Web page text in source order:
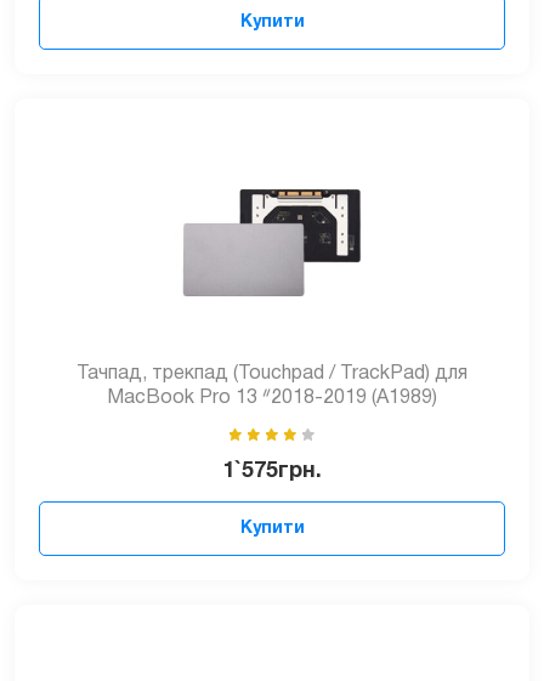
Купити
Тачпад, трекпад (Touchpad / TrackPad) для
MacBook Pro 13 ᐥ2018-2019 (A1989)
1`575грн.
Купити